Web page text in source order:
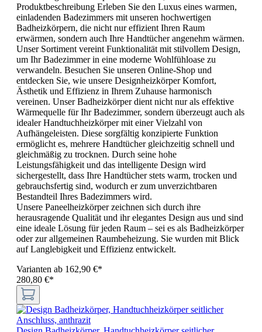
Produktbeschreibung Erleben Sie den Luxus eines warmen,
einladenden Badezimmers mit unseren hochwertigen
Badheizkörpern, die nicht nur effizient Ihren Raum
erwärmen, sondern auch Ihre Handtücher angenehm wärmen.
Unser Sortiment vereint Funktionalität mit stilvollem Design,
um Ihr Badezimmer in eine moderne Wohlfühloase zu
verwandeln. Besuchen Sie unseren Online-Shop und
entdecken Sie, wie unsere Designheizkörper Komfort,
Ästhetik und Effizienz in Ihrem Zuhause harmonisch
vereinen. Unser Badheizkörper dient nicht nur als effektive
Wärmequelle für Ihr Badezimmer, sondern überzeugt auch als
idealer Handtuchheizkörper mit einer Vielzahl von
Aufhängeleisten. Diese sorgfältig konzipierte Funktion
ermöglicht es, mehrere Handtücher gleichzeitig schnell und
gleichmäßig zu trocknen. Durch seine hohe
Leistungsfähigkeit und das intelligente Design wird
sichergestellt, dass Ihre Handtücher stets warm, trocken und
gebrauchsfertig sind, wodurch er zum unverzichtbaren
Bestandteil Ihres Badezimmers wird.
Unsere Paneelheizkörper zeichnen sich durch ihre
herausragende Qualität und ihr elegantes Design aus und sind
eine ideale Lösung für jeden Raum – sei es als Badheizkörper
oder zur allgemeinen Raumbeheizung. Sie wurden mit Blick
auf Langlebigkeit und Effizienz entwickelt.
Varianten ab 162,90 €*
280,80 €*